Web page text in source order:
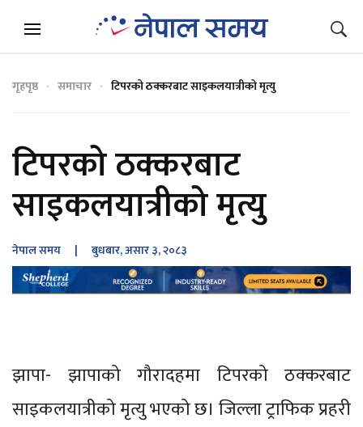
गृहपृष्ठ समाचार टिपरको ठक्करबाट साइकलयात्रीको मृत्यु
टिपरको ठक्करबाट
साइकलयात्रीको मृत्यु
नेपाल समय | बुधबार, असार ३, २०८३
झापा- झापाको गौरादहमा टिपरको ठक्करबाट
साइकलयात्रीको मृत्यु भएको छ। जिल्ला ट्राफिक प्रहरी